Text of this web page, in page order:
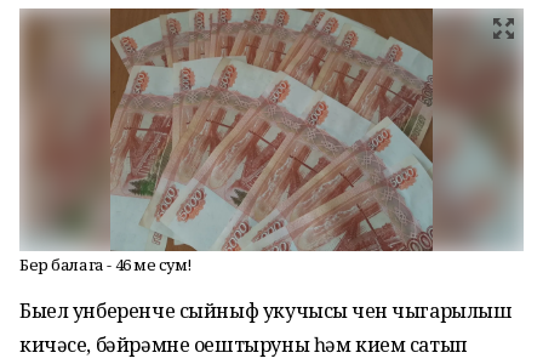
Бер балага - 46 мең сум!
Быел унберенче сыйныф укучысы өчен чыгарылыш
кичәсе, бәйрәмне оештыруны һәм кием сатып